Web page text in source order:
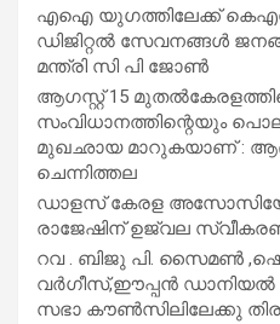
എഐ യുഗത്തിലേക്ക്
ഡിജിറ്റൽ സേവനങ്ങൾ
മന്ത്രി സി പി ജോൺ
ആഗസ്റ്റ് 15
സംവിധാനത്തിന്റെയും
മുഖഛായ മാറുകയാണ് :
ചെന്നിത്തല
ഡാളസ് കേരള
രാജേഷിന് ഉജ്വല
റവ . ബിജു പി. സൈമൺ
വർഗീസ്,ഈപ്പൻ ഡാനിയൽ
സഭാ കൗൺസിലിലേക്കു